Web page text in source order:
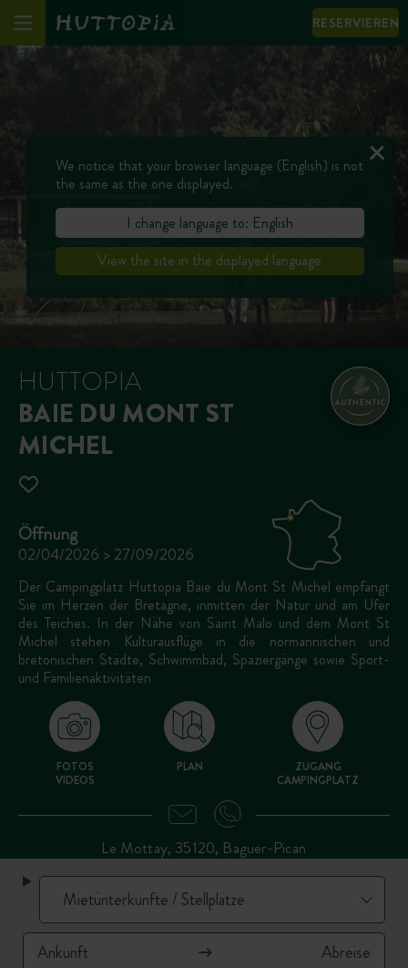
RESERVIEREN
HUTTOPIA
BAIE DU MONT ST
MICHEL
Öffnung
02/04/2026 > 27/09/2026
Der Campingplatz Huttopia Baie du Mont St Michel empfängt
Sie im Herzen der Bretagne, inmitten der Natur und am Ufer
des Teiches. In der Nähe von Saint Malo und dem Mont St
Michel stehen Kulturausflüge in die normannischen und
bretonischen Städte, Schwimmbad, Spaziergänge sowie Sport-
und Familienaktivitäten
FOTOS
VIDEOS
PLAN
ZUGANG
CAMPINGPLATZ
Le Mottay, 35120, Baguer-Pican
We notice that your browser language (English) is not
the same as the one displayed.
I change language to: English
View the site in the displayed language